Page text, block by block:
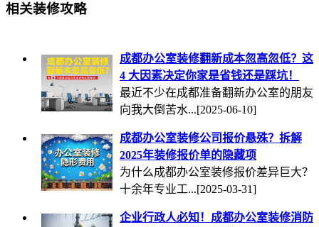
相关装修攻略
成都办公室装修翻新成本忽高忽低？这
4 大因素决定你家是省钱还是踩坑！
最近不少在成都准备翻新办公室的朋友
向我大倒苦水...[2025-06-10]
成都办公室装修公司报价悬殊？拆解
2025年装修报价单的隐藏项
为什么成都办公室装修报价差异巨大？
十余年专业工...[2025-03-31]
企业行政人必知！成都办公室装修消防